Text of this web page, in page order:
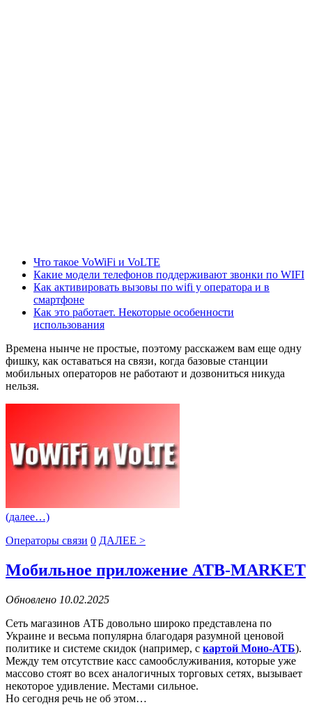
Что такое VoWiFi и VoLTE
Какие модели телефонов поддерживают звонки по WIFI
Как активировать вызовы по wifi у оператора и в
смартфоне
Как это работает. Некоторые особенности
использования
Времена нынче не простые, поэтому расскажем вам еще одну
фишку, как оставаться на связи, когда базовые станции
мобильных операторов не работают и дозвониться никуда
нельзя.
(далее…)
Операторы связи 0 ДАЛЕЕ >
Мобильное приложение ATB-MARKET
Обновлено 10.02.2025
Сеть магазинов АТБ довольно широко представлена по
Украине и весьма популярна благодаря разумной ценовой
политике и системе скидок (например, с картой Моно-АТБ).
Между тем отсутствие касс самообслуживания, которые уже
массово стоят во всех аналогичных торговых сетях, вызывает
некоторое удивление. Местами сильное.
Но сегодня речь не об этом…